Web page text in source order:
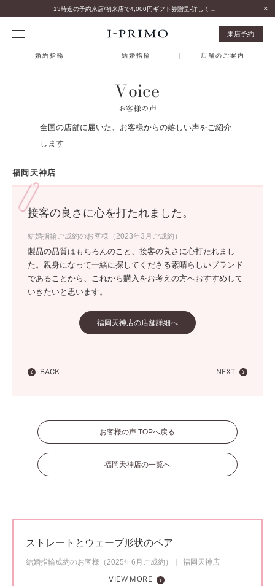
来店予約
婚約指輪 結婚指輪 店舗のご案内
Voice
お客様の声
全国の店舗に届いた、お客様からの嬉しい声をご紹介
します
福岡天神店
接客の良さに心を打たれました。
結婚指輪ご成約のお客様（2023年3月ご成約）
製品の品質はもちろんのこと、接客の良さに心打たれまし
た。親身になって一緒に探してくださる素晴らしいブランド
であることから、これから購入をお考えの方へおすすめして
いきたいと思います。
福岡天神店の店舗詳細へ
BACK NEXT
お客様の声 TOPへ戻る
福岡天神店の一覧へ
ストレートとウェーブ形状のペア
結婚指輪成約のお客様（2025年6月ご成約）
福岡天神店
VIEW MORE